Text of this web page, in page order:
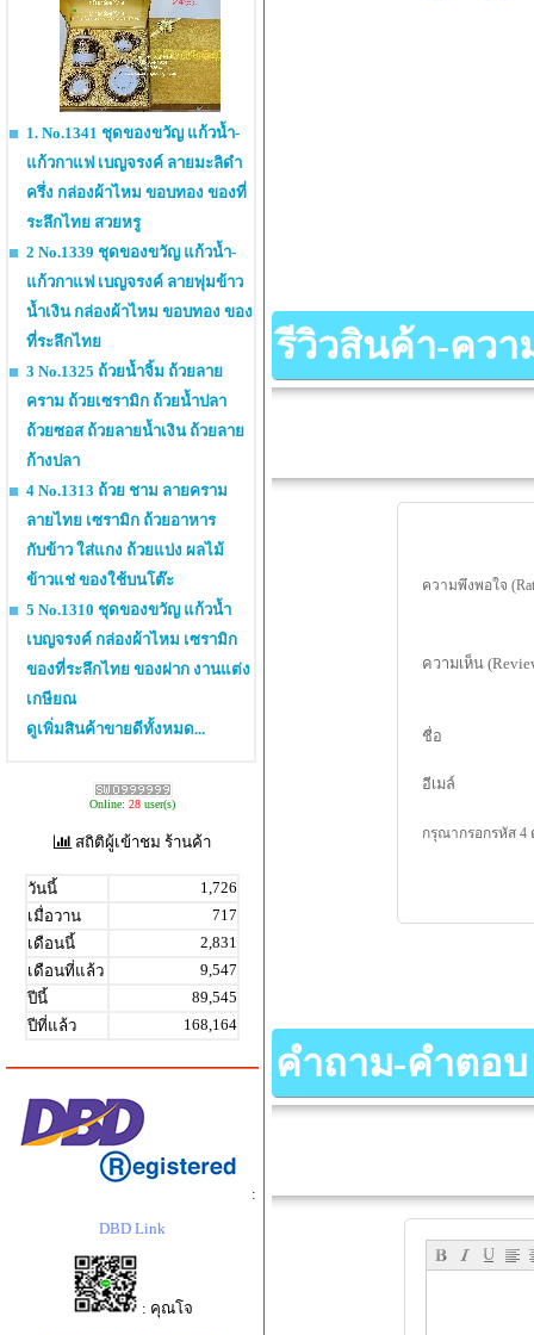
1. No.1341 ชุดของขวัญ แก้วน้ำ-
แก้วกาแฟ เบญจรงค์ ลายมะลิดำ
ครึ่ง กล่องผ้าไหม ขอบทอง ของที่
ระลึกไทย สวยหรู
2 No.1339 ชุดของขวัญ แก้วน้ำ-
แก้วกาแฟ เบญจรงค์ ลายพุ่มข้าว
น้ำเงิน กล่องผ้าไหม ขอบทอง ของ
ที่ระลึกไทย
3 No.1325 ถ้วยน้ำจิ้ม ถ้วยลาย
คราม ถ้วยเซรามิก ถ้วยน้ำปลา
ถ้วยซอส ถ้วยลายน้ำเงิน ถ้วยลาย
ก้างปลา
4 No.1313 ถ้วย ชาม ลายคราม
ลายไทย เซรามิก ถ้วยอาหาร
กับข้าว ใส่แกง ถ้วยแบ่ง ผลไม้
ข้าวแช่ ของใช้บนโต๊ะ
5 No.1310 ชุดของขวัญ แก้วน้ำ
เบญจรงค์ กล่องผ้าไหม เซรามิก
ของที่ระลึกไทย ของฝาก งานแต่ง
เกษียณ
ดูเพิ่มสินค้าขายดีทั้งหมด...
Online: 28 user(s)
สถิติผู้เข้าชม ร้านค้า
วันนี้
1,726
เมื่อวาน
717
เดือนนี้
2,831
เดือนที่แล้ว
9,547
ปีนี้
89,545
ปีที่แล้ว
168,164
:
DBD Link
: คุณโจ
รีวิวสินค้า-ควา
ความพึงพอใจ
ความเห็น
ชื่อ
อีเมล์
กรุณากรอกรหัส 4
คำถาม-คำตอ